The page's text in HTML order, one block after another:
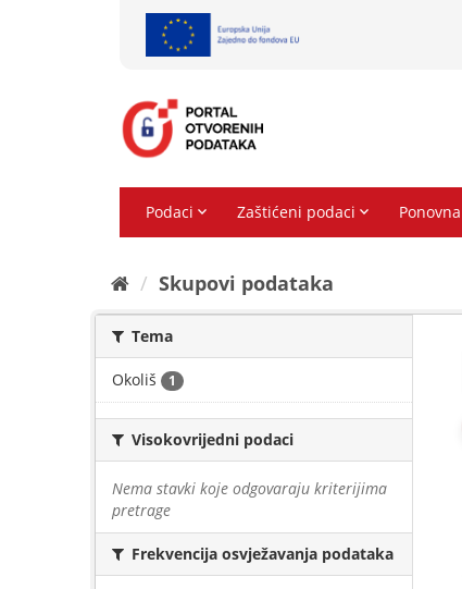
Skupovi podаtаkа
Tema
Okoliš 1
Visokovrijedni podaci
Nema stavki koje odgovaraju kriterijima
pretrage
Frekvencija osvježavanja podataka